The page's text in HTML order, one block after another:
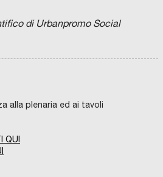
di Urbanpromo Social
alla plenaria ed ai tavoli
QUI